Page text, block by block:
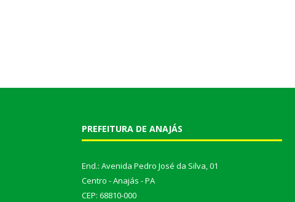
PREFEITURA DE ANAJÁS
End.: Avenida Pedro José da Silva, 01
Centro - Anajás - PA
CEP: 68810-000